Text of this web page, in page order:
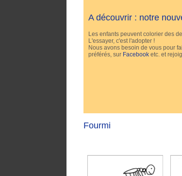
A découvrir : notre
Les enfants peuvent colorier des
L'essayer, c'est l'adopter !
Nous avons besoin de vous pour
préférés, sur Facebook etc. et
Fourmi